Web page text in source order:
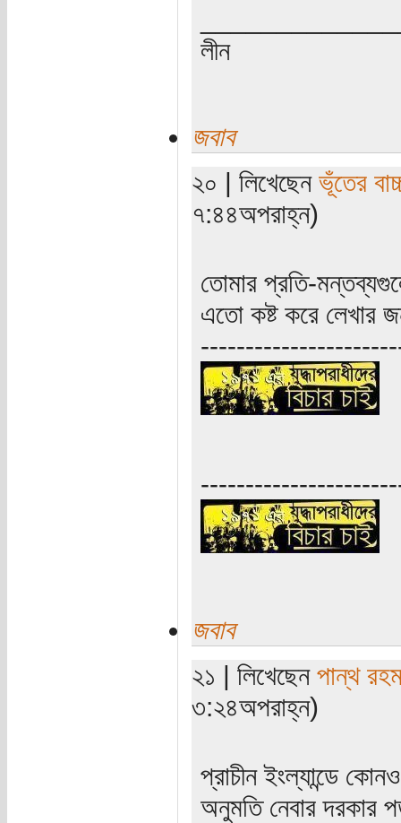
লীন
জবাব
২০ | লিখেছেন ভূঁতের
৭:৪৪অপরাহ্ন)
তোমার প্রতি-
এতো কষ্ট করে লেখার
জবাব
২১ | লিখেছেন পান্থ
৩:২৪অপরাহ্ন)
প্রাচীন ইংল্যান্ডে
অনুমতি নেবার